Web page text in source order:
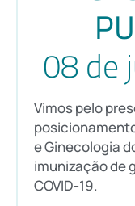
08 de
Vimos pelo
e Ginecologia
imunização de
COVID-19.